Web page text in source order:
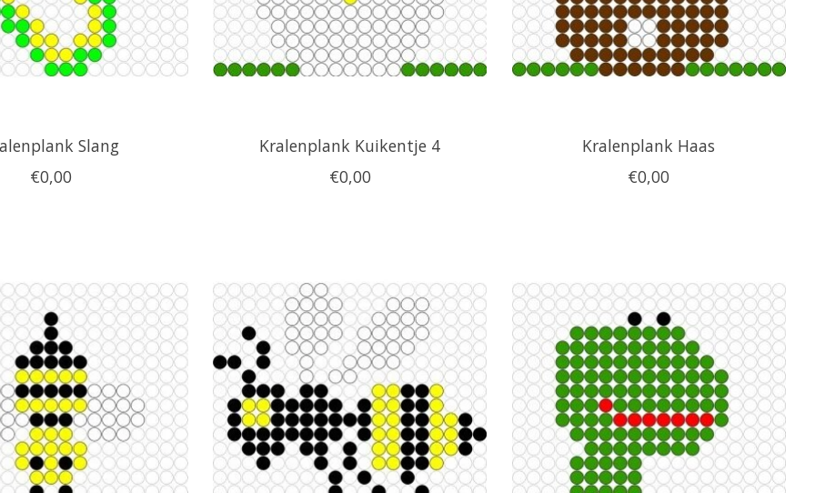
Slang
€0,00
Kralenplank Kuikentje 4
€0,00
Kralenplank Haas
€0,00